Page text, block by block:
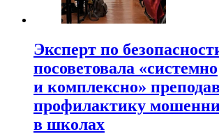
Эксперт по
посоветовала «системно
и комплексно»
профилактику
в школах